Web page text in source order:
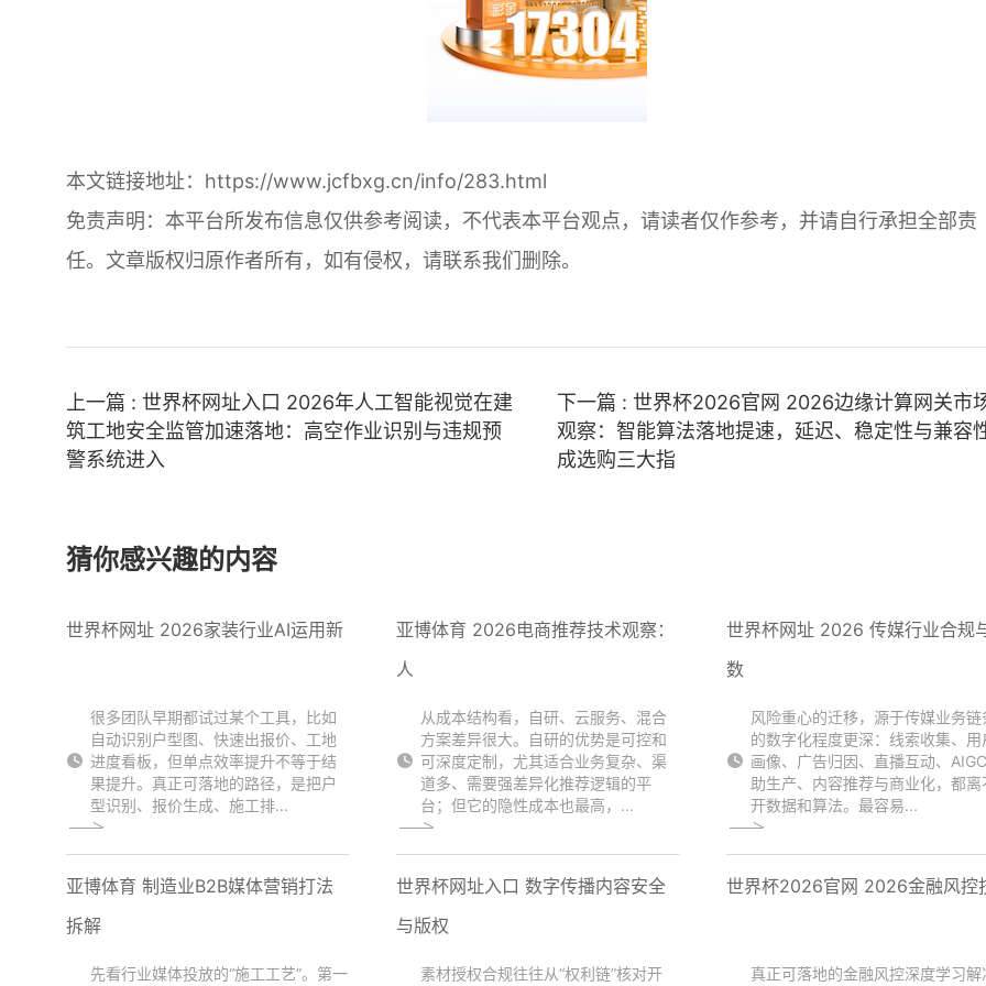
本文链接地址： https://www.jcfbxg.cn/info/283.html
免责声明：本平台所发布信息仅供参考阅读，不代表本平台观点，请读者仅作参考，并请自行承担全部责
任。文章版权归原作者所有，如有侵权，请联系我们删除。
上一篇 : 世界杯网址入口 2026年人工智能视觉在建
筑工地安全监管加速落地：高空作业识别与违规预
警系统进入
下一篇 : 世界杯2026官网 2026边缘计算网关市
观察：智能算法落地提速，延迟、稳定性与兼容
成选购三大指
猜你感兴趣的内容
世界杯网址 2026家装行业AI运用新
很多团队早期都试过某个工具，比如
自动识别户型图、快速出报价、工地
进度看板，但单点效率提升不等于结
果提升。真正可落地的路径，是把户
型识别、报价生成、施工排...
亚博体育 2026电商推荐技术观察：
人
从成本结构看，自研、云服务、混合
方案差异很大。自研的优势是可控和
可深度定制，尤其适合业务复杂、渠
道多、需要强差异化推荐逻辑的平
台；但它的隐性成本也最高，...
世界杯网址 2026 传媒行业合规
数
风险重心的迁移，源于传媒业务链
的数字化程度更深：线索收集、用
画像、广告归因、直播互动、
助生产、内容推荐与商业化，都离
开数据和算法。最容易...
亚博体育 制造业B2B媒体营销打法
拆解
先看行业媒体投放的“施工工艺”。第一
世界杯网址入口 数字传播内容安全
与版权
素材授权合规往往从“权利链”核对开
世界杯2026官网 2026金融风控
真正可落地的金融风控深度学习解